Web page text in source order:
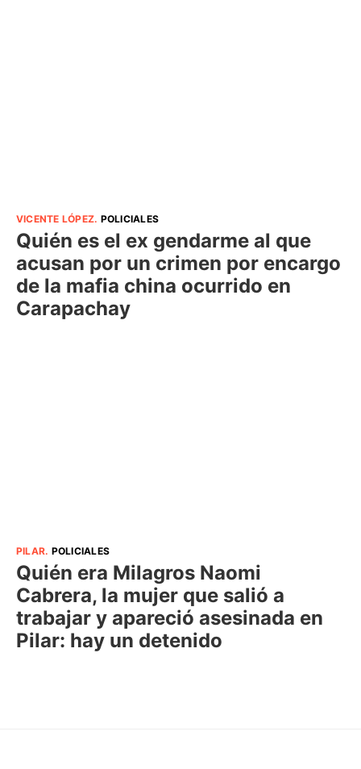
VICENTE LÓPEZ. POLICIALES
Quién es el ex gendarme al que
acusan por un crimen por encargo
de la mafia china ocurrido en
Carapachay
PILAR. POLICIALES
Quién era Milagros Naomi
Cabrera, la mujer que salió a
trabajar y apareció asesinada en
Pilar: hay un detenido